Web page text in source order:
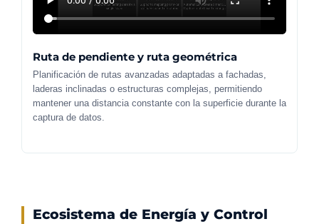
Ruta de pendiente y ruta geométrica
Planificación de rutas avanzadas adaptadas a fachadas,
laderas inclinadas o estructuras complejas, permitiendo
mantener una distancia constante con la superficie durante la
captura de datos.
Ecosistema de Energía y Control